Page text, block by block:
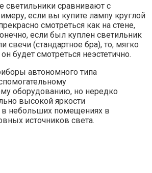
светильники сравнивают с
если вы купите лампу круглой
смотреться как на стене,
если был куплен светильник
свечи (стандартное бра), то, мягко
будет смотреться неэстетично.
автономного типа
оборудованию, но нередко
высокой яркости
в небольших помещениях в
источников света.